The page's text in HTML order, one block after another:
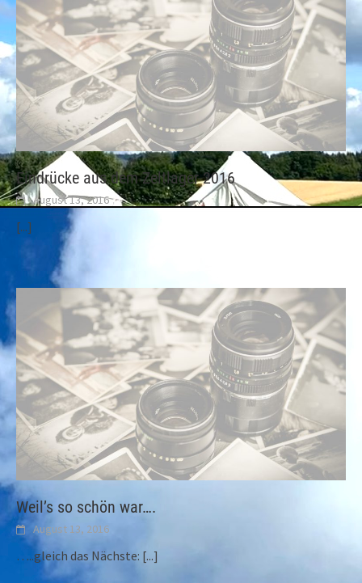
Eindrücke aus dem Zeltlager 2016
August 13, 2016
[...]
Weil’s so schön war….
August 13, 2016
…..gleich das Nächste: [...]